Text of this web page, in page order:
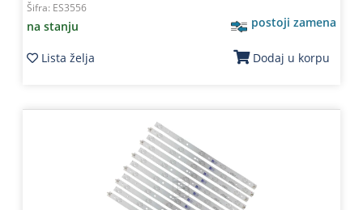
Šifra: ES3556
na stanju postoji zamena
Lista želja Dodaj u korpu